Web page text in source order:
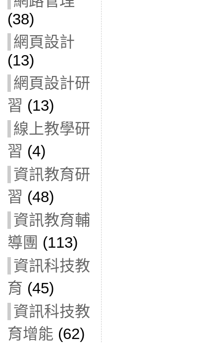
(38)
網頁設計
(13)
網頁設計研
習 (13)
線上教學研
習 (4)
資訊教育研
習 (48)
資訊教育輔
導團 (113)
資訊科技教
育 (45)
資訊科技教
育增能 (62)